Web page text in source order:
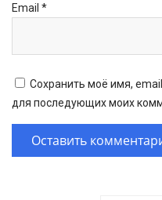
Email *
Сохранить моё имя,
для последующих моих